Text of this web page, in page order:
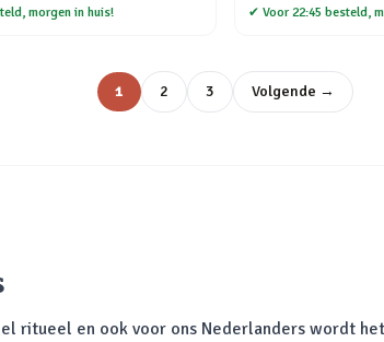
morgen in huis! ✔ Voor 22:45 besteld,
1 2 3 Volgende →
ritueel en ook voor ons Nederlanders wordt